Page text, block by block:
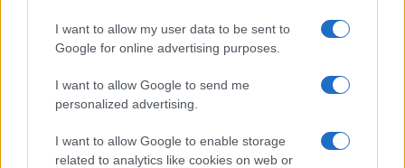
I want to allow my user data to be sent to
Google for online advertising purposes.
I want to allow Google to send me
personalized advertising.
I want to allow Google to enable storage
related to analytics like cookies on web or
Το “Giving Shape to the Future” αποτελείται από τρία
επεισόδια και θα ολοκληρωθεί με την αποκάλυψη του
τελευταίου επεισοδίου το 2024 κατά την παρουσίαση του